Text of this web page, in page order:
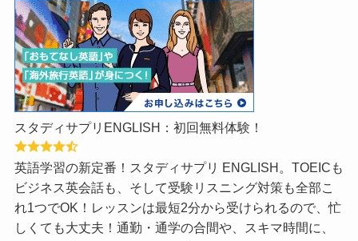
スタディサプリENGLISH：初回無料体験！
英語学習の新定番！スタディサプリ ENGLISH。TOEICも
ビジネス英会話も、そして受験リスニング対策も全部こ
れ1つでOK！レッスンは最短2分から受けられるので、忙
しくても大丈夫！通勤・通学の合間や、スキマ時間に、